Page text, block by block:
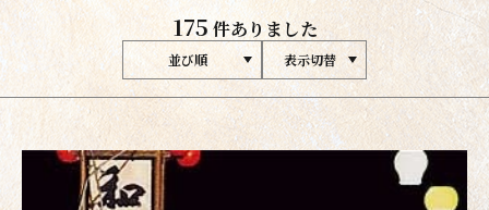
175 件ありました
並び順 表示切替